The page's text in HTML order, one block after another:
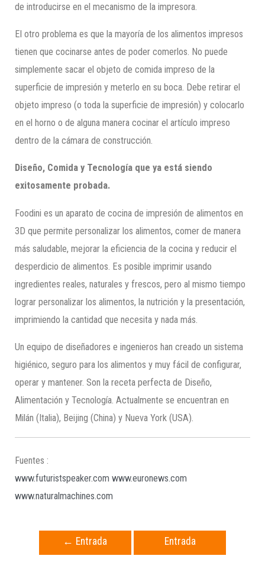
de introducirse en el mecanismo de la impresora.
El otro problema es que la mayoría de los alimentos impresos
tienen que cocinarse antes de poder comerlos. No puede
simplemente sacar el objeto de comida impreso de la
superficie de impresión y meterlo en su boca. Debe retirar el
objeto impreso (o toda la superficie de impresión) y colocarlo
en el horno o de alguna manera cocinar el artículo impreso
dentro de la cámara de construcción.
Diseño, Comida y Tecnología que ya está siendo
exitosamente probada.
Foodini es un aparato de cocina de impresión de alimentos en
3D que permite personalizar los alimentos, comer de manera
más saludable, mejorar la eficiencia de la cocina y reducir el
desperdicio de alimentos. Es posible imprimir usando
ingredientes reales, naturales y frescos, pero al mismo tiempo
lograr personalizar los alimentos, la nutrición y la presentación,
imprimiendo la cantidad que necesita y nada más.
Un equipo de diseñadores e ingenieros han creado un sistema
higiénico, seguro para los alimentos y muy fácil de configurar,
operar y mantener. Son la receta perfecta de Diseño,
Alimentación y Tecnología. Actualmente se encuentran en
Milán (Italia), Beijing (China) y Nueva York (USA).
Fuentes :
www.futuristspeaker.com www.euronews.com
www.naturalmachines.com
← Entrada
Entrada